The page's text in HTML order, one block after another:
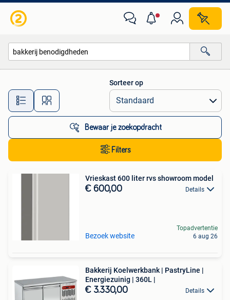
Alle afstanden…
Sorteer op
Bewaar je zoekopdracht
Filters
Vrieskast 600 liter rvs showroom model
€ 600,00 Details
Bezoek website
Topadvertentie
6 aug 26
Bakkerij Koelwerkbank | PastryLine |
Energiezuinig | 360L |
€ 3.330,00 Details